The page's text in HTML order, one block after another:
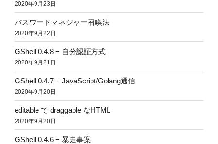
2020年9月23日
パスワードマネジャー召喚法
2020年9月22日
GShell 0.4.8 − 自分認証方式
2020年9月21日
GShell 0.4.7 − JavaScript/Golang通信
2020年9月20日
editable で draggable なHTML
2020年9月20日
GShell 0.4.6 − 暴走事案